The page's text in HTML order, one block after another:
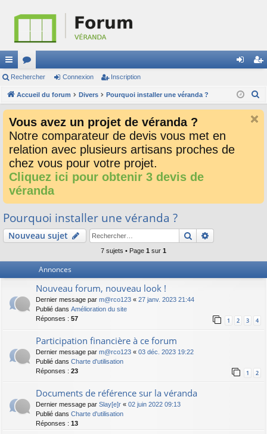
ac
co
ci
or
u
s
ne cri
Rechercher Connexion Inscription
Accueil du forum Divers Pourquoi installer une véranda ?
Vous avez un projet de véranda ?
Notre comparateur de devis vous met en
relation avec plusieurs artisans proches de
chez vous pour votre projet.
Cliquez ici pour obtenir 3 devis de
véranda
Pourquoi installer une véranda ?
Nouveau sujet Rechercher
7 sujets • Page 1 sur 1
Annonces
Nouveau forum, nouveau look !
Dernier message par m@rco123 « 27 janv. 2023 21:44
Publié dans Amélioration du site
Réponses : 57 1 2 3 4
Participation financière à ce forum
Dernier message par m@rco123 « 03 déc. 2023 19:22
Publié dans Charte d'utilisation
Réponses : 23 1 2
Documents de référence sur la véranda
Dernier message par Slay[e]r « 02 juin 2022 09:13
Publié dans Charte d'utilisation
Réponses : 13